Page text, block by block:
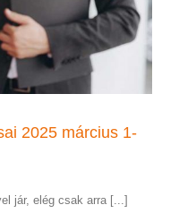
2025 március 1-
jár, elég csak arra [...]